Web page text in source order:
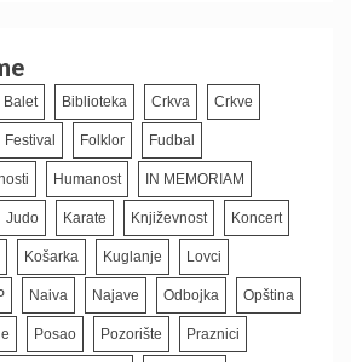
Balet Biblioteka Crkva Crkve
Festival Folklor Fudbal
Humanost IN MEMORIAM
Judo Karate Književnost Koncert
Košarka Kuglanje Lovci
Naiva Najave Odbojka Opština
Posao Pozorište Praznici